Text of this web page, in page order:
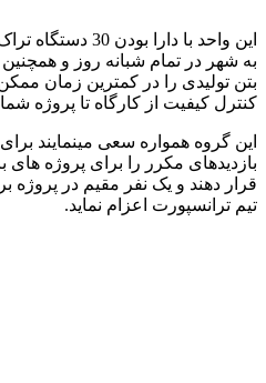
این واحد با دارا
به شهر در تمام شبانه روز و
بتن تولیدی را در کمترین زمان
کنترل کیفیت از کارگاه تا پروژه شما
این گروه همواره سعی مینمایند
بازدیدهای مکرر را برای پروژه
قرار دهند و یک نفر مقیم در پروژه
تیم ترانسپورت اعزام نماید.